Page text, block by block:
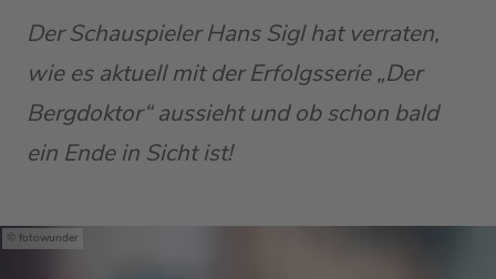
Der Schauspieler Hans Sigl hat verraten,
wie es aktuell mit der Erfolgsserie „Der
Bergdoktor“ aussieht und ob schon bald
ein Ende in Sicht ist!
fotowunder